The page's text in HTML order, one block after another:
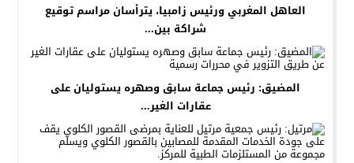
العاهل المغربي ورئيس زامبيا، يترأسان مراسم توقيع
شراكة بين...
المضيق: رئيس جماعة سابق وصهره يستوليان على
عقارات الغير...